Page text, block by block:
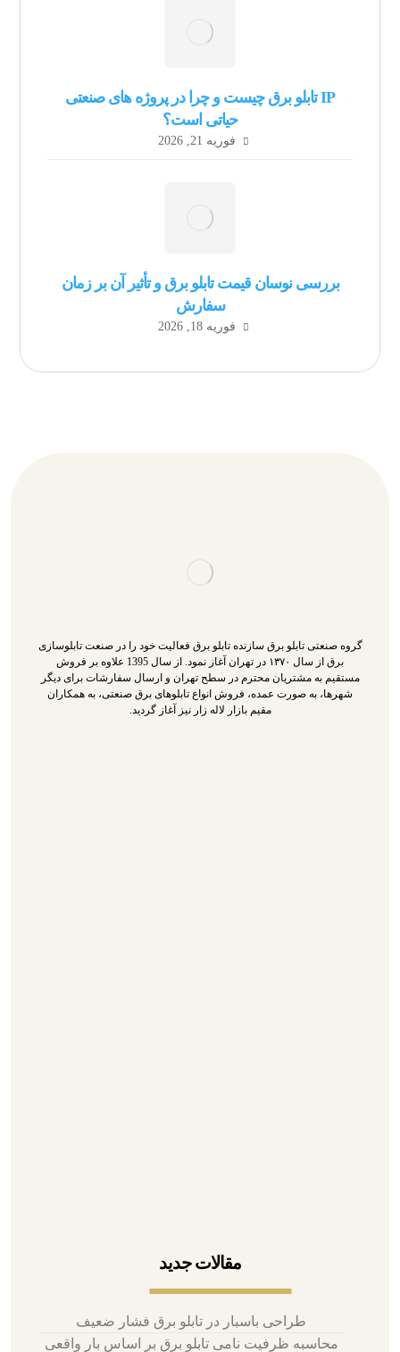
IP تابلو برق چیست و چرا در پروژه های صنعتی
حیاتی است؟
فوریه 21, 2026
بررسی نوسان قیمت تابلو برق و تأثیر آن بر زمان
سفارش
فوریه 18, 2026
گروه صنعتی تابلو برق سازنده تابلو برق فعالیت خود را در صنعت تابلوسازی
برق از سال ۱۳۷۰ در تهران آغاز نمود. از سال 1395 علاوه بر فروش
مستقیم به مشتریان محترم در سطح تهران و ارسال سفارشات برای دیگر
شهرها، به صورت عمده، فروش انواع تابلوهای برق صنعتی، به همکاران
مقیم بازار لاله زار نیز آغاز گردید.
مقالات جدید
طراحی باسبار در تابلو برق فشار ضعیف
محاسبه ظرفیت نامی تابلو برق بر اساس بار واقعی